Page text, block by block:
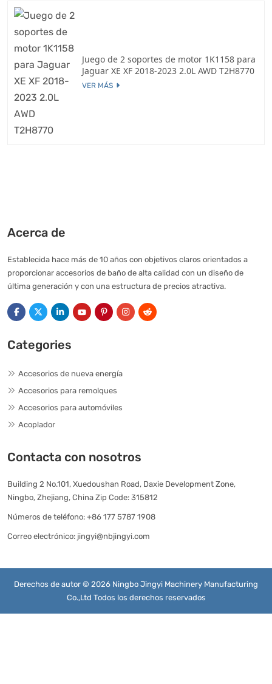
Juego de 2 soportes de motor 1K1158 para
Jaguar XE XF 2018-2023 2.0L AWD T2H8770
VER MÁS
Acerca de
Establecida hace más de 10 años con objetivos claros orientados a
proporcionar accesorios de baño de alta calidad con un diseño de
última generación y con una estructura de precios atractiva.
Categories
Accesorios de nueva energía
Accesorios para remolques
Accesorios para automóviles
Acoplador
Contacta con nosotros
Building 2 No.101, Xuedoushan Road, Daxie Development Zone,
Ningbo, Zhejiang, China Zip Code: 315812
Números de teléfono: +86 177 5787 1908
Correo electrónico: jingyi@nbjingyi.com
Derechos de autor © 2026 Ningbo Jingyi Machinery Manufacturing
Co.,Ltd Todos los derechos reservados